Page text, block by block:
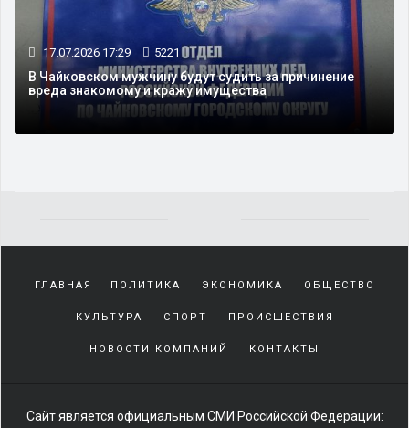
17.07.2026 17:29 5221
В Чайковском мужчину будут судить за причинение
вреда знакомому и кражу имущества
sürekli
beraber
geçirerek
izle
ГЛАВНАЯ ПОЛИТИКА ЭКОНОМИКА ОБЩЕСТВО
КУЛЬТУРА СПОРТ ПРОИСШЕСТВИЯ
НОВОСТИ КОМПАНИЙ КОНТАКТЫ
Сайт является официальным СМИ Российской Федерации: